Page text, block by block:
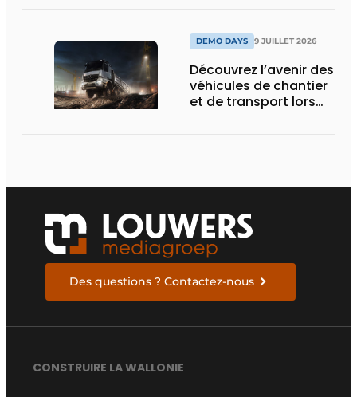
DEMO DAYS 9 JUILLET 2026
Découvrez l’avenir des
véhicules de chantier
et de transport lors
Des questions ? Contactez-nous
CONSTRUIRE LA WALLONIE